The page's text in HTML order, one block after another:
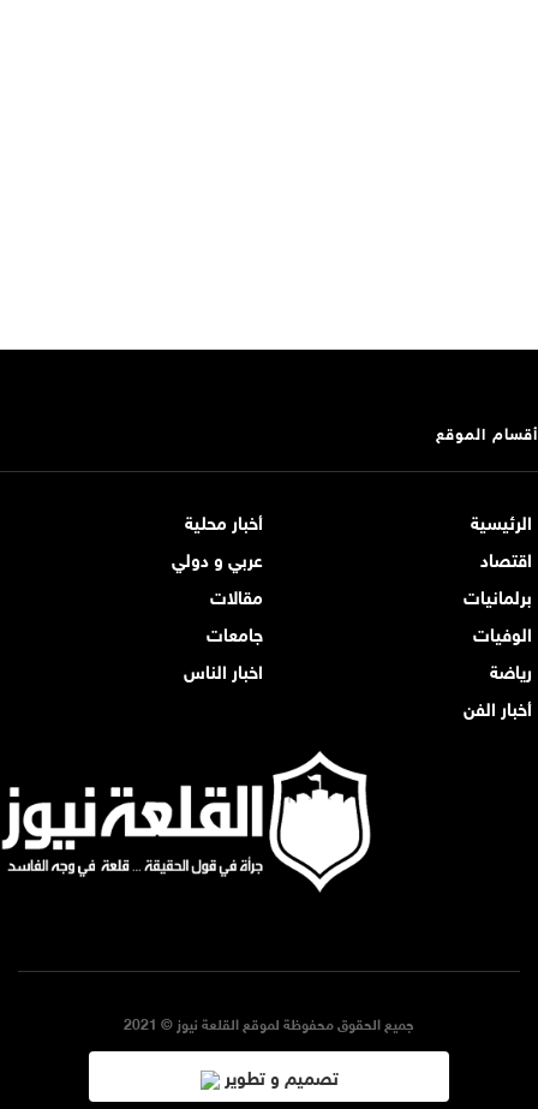
أقسام الموقع
الرئيسية
أخبار محلية
اقتصاد
عربي و دولي
برلمانيات
مقالات
الوفيات
جامعات
رياضة
اخبار الناس
أخبار الفن
جميع الحقوق محفوظة لموقع القلعة نيوز © 2021
تصميم و تطوير